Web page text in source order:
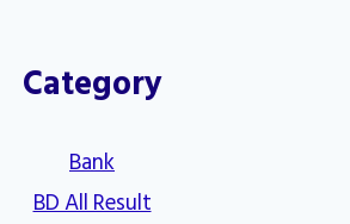
Category
Bank
BD All Result